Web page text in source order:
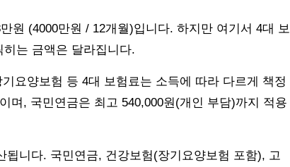
원 (4000만원 / 12개월)입니다. 하지만 여기서 4대 보
는 금액은 달라집니다.
요양보험 등 4대 보험료는 소득에 따라 다르게 책정
며, 국민연금은 최고 540,000원(개인 부담)까지 적용
니다. 국민연금, 건강보험(장기요양보험 포함), 고